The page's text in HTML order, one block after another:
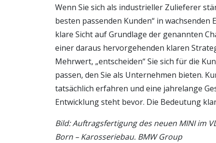
Wenn Sie sich als industrieller Zulieferer
besten passenden Kunden“ in
klare Sicht auf Grundlage der genannten
einer daraus hervorgehenden klaren
Mehrwert, „entscheiden“ Sie sich für die
passen, den Sie als Unternehmen bieten.
tatsächlich erfahren und eine jahrelange
Entwicklung steht bevor. Die Bedeutung
Bild: Auftragsfertigung des neuen MINI im
Born – Karosseriebau. BMW Group